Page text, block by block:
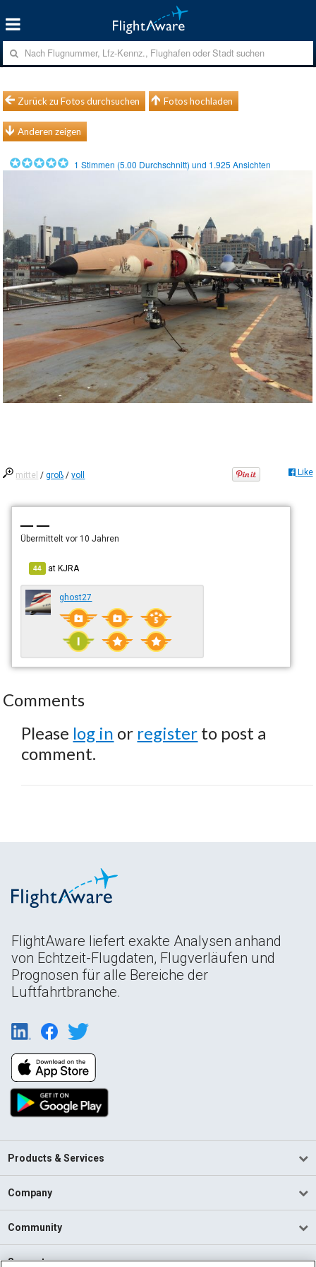
Zurück zu Fotos durchsuchen Fotos hochladen
Anderen zeigen
1 Stimmen (5.00 Durchschnitt) und 1.925 Ansichten
mittel /groß /voll Like
— —
Übermitteltvor 10 Jahren
44 atKJRA
ghost27
Comments
Please log in or register to post a
comment.
FlightAware liefert exakte Analysen anhand
von Echtzeit-Flugdaten, Flugverläufen und
Prognosen für alle Bereiche der
Luftfahrtbranche.
Products & Services
Company
Community
Support